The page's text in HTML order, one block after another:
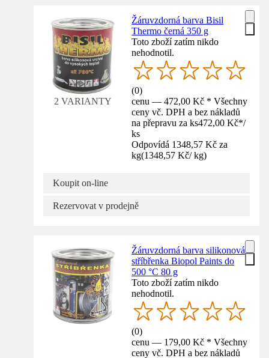
2 VARIANTY
Žáruvzdorná barva Bisil
Thermo černá 350 g
Toto zboží zatím nikdo
nehodnotil.
(0)
cenu — 472,00 Kč * Všechny
ceny vč. DPH a bez nákladů
na přepravu za ks472,00 Kč*/
ks
Odpovídá 1348,57 Kč za
kg(1348,57 Kč/ kg)
Koupit on-line
Rezervovat v prodejně
Žáruvzdorná barva silikonová
stříbřenka Biopol Paints do
500 °C 80 g
Toto zboží zatím nikdo
nehodnotil.
(0)
cenu — 179,00 Kč * Všechny
ceny vč. DPH a bez nákladů